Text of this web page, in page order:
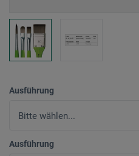
Ausführung
Ausführung